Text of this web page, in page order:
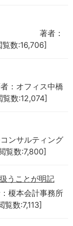
著者：
数:16,706]
：オフィス中橋
数:12,074]
ンサルティング
覧数:7,800]
うことが明記
榎本会計事務所
数:7,113]